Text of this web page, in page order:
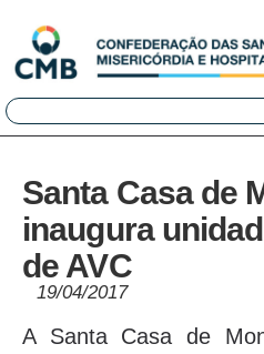
Santa Casa de
inaugura
de AVC
19/04/2017
A Santa Casa de